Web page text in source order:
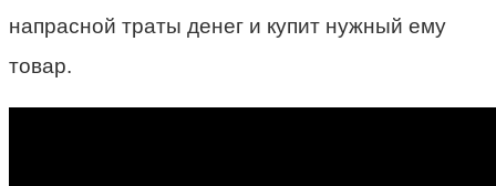
напрасной траты денег и купит нужный ему
товар.